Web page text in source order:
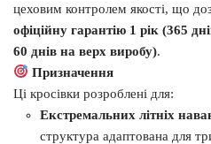
цеховим контролем якості, що
офіційну гарантію 1 рік (365
60 днів на верх виробу).
Призначення
Ці кросівки розроблені для:
Екстремальних літніх
структура адаптована для